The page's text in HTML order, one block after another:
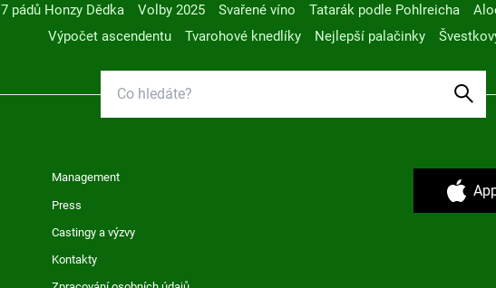
7 pádů Honzy Dědka Volby 2025 Svařené víno Tatarák podle Pohlreicha
Výpočet ascendentu
Tvarohové knedlíky Nejlepší palačinky
Management
Press
Castingy a výzvy
Kontakty